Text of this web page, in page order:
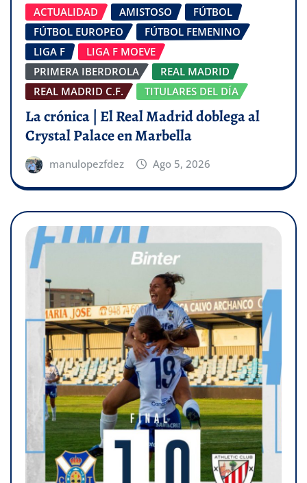
ACTUALIDAD AMISTOSO
FÚTBOL
FÚTBOL EUROPEO
FÚTBOL FEMENINO
LIGA F
LIGA F MOEVE
PRIMERA IBERDROLA
REAL MADRID
REAL MADRID C.F.
TITULARES DEL DÍA
La crónica | El Real Madrid doblega al
Crystal Palace en Marbella
manulopezfdez Ago 5, 2026